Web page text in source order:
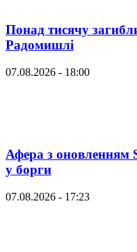
Понад тисячу
Радомишлі
07.08.2026 - 18:00
Афера з оновленням
у борги
07.08.2026 - 17:23